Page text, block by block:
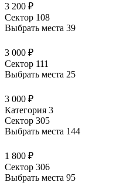
3 200 ₽
Сектор 108
Выбрать места 39
3 000 ₽
Сектор 111
Выбрать места 25
3 000 ₽
Категория 3
Сектор 305
Выбрать места 144
1 800 ₽
Сектор 306
Выбрать места 95